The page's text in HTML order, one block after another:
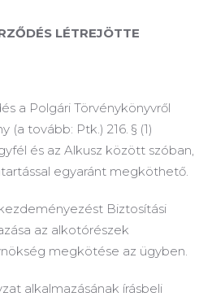
LÉTREJÖTTE
a Polgári Törvénykönyvről
(a tovább: Ptk.) 216. § (1)
és az Alkusz között szóban,
egyaránt megköthető.
Biztosítási
az alkotórészek
megkötése az ügyben.
alkalmazásának írásbeli